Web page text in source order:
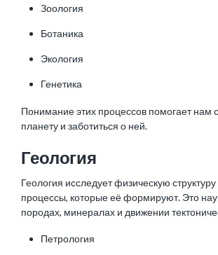
Зоология
Ботаника
Экология
Генетика
Понимание этих процессов помогает нам
планету и заботиться о ней.
Геология
Геология исследует физическую
процессы, которые её формируют. Это
породах, минералах и движении
Петрология